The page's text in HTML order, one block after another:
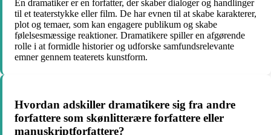
En dramatiker er en forfatter, der skaber dialoger og handlinger
til et teaterstykke eller film. De har evnen til at skabe karakterer,
plot og temaer, som kan engagere publikum og skabe
følelsesmæssige reaktioner. Dramatikere spiller en afgørende
rolle i at formidle historier og udforske samfundsrelevante
emner gennem teaterets kunstform.
Hvordan adskiller dramatikere sig fra andre
forfattere som skønlitterære forfattere eller
manuskriptforfattere?